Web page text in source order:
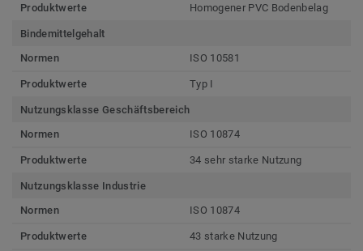
Produktwerte Homogener PVC Bodenbelag
Bindemittelgehalt
Normen
ISO 10581
Produktwerte Typ I
Nutzungsklasse Geschäftsbereich
Normen
ISO 10874
Produktwerte 34 sehr starke Nutzung
Nutzungsklasse Industrie
Normen
ISO 10874
Produktwerte 43 starke Nutzung